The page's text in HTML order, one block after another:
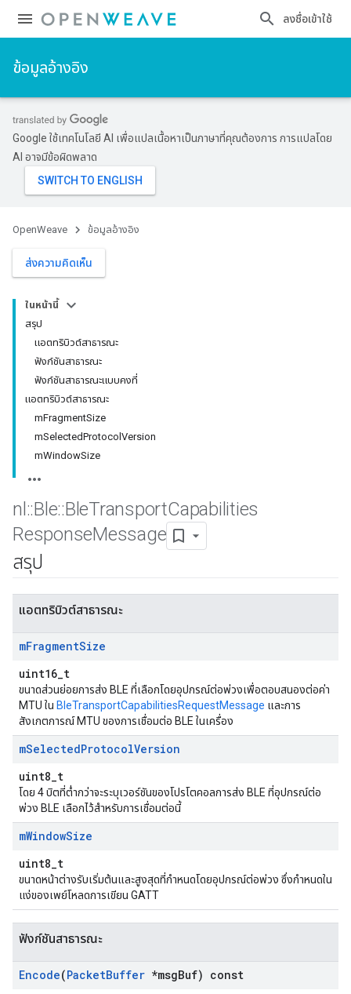
ลงชื่อเข้าใช้
ข้อมูลอ้างอิง
Google ใช้เทคโนโลยี AI เพื่อแปลเนื้อหาเป็นภาษาที่คุณต้องการ การแปลโดย
AI อาจมีข้อผิดพลาด
OpenWeave ข้อมูลอ้างอิง
ส่งความคิดเห็น
ในหน้านี้
สรุป
แอตทริบิวต์สาธารณะ
ฟังก์ชันสาธารณะ
ฟังก์ชันสาธารณะแบบคงที่
แอตทริบิวต์สาธารณะ
mFragmentSize
mSelectedProtocolVersion
mWindowSize
nl ::Ble::BleTransportCapabilities
ResponseMessage
สรุป
แอตทริบิวต์สาธารณะ
mFragmentSize
uint16_t
ขนาดส่วนย่อยการส่ง BLE ที่เลือกโดยอุปกรณ์ต่อพ่วงเพื่อตอบสนองต่อค่า
MTU ใน BleTransportCapabilitiesRequestMessage และการ
สังเกตการณ์ MTU ของการเชื่อมต่อ BLE ในเครื่อง
mSelectedProtocolVersion
uint8_t
โดย 4 บิตที่ต่ำกว่าจะระบุเวอร์ชันของโปรโตคอลการส่ง BLE ที่อุปกรณ์ต่อ
พ่วง BLE เลือกไว้สำหรับการเชื่อมต่อนี้
mWindowSize
uint8_t
ขนาดหน้าต่างรับเริ่มต้นและสูงสุดที่กำหนดโดยอุปกรณ์ต่อพ่วง ซึ่งกำหนดใน
แง่ของเพย์โหลดการเขียน GATT
ฟังก์ชันสาธารณะ
Encode(PacketBuffer *msgBuf) const